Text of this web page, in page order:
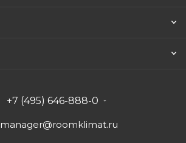
+7 (495) 646-888-0
manager@roomklimat.ru